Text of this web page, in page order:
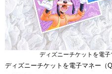
ディズニーチケットを電
ディズニーチケットを電子マネー（